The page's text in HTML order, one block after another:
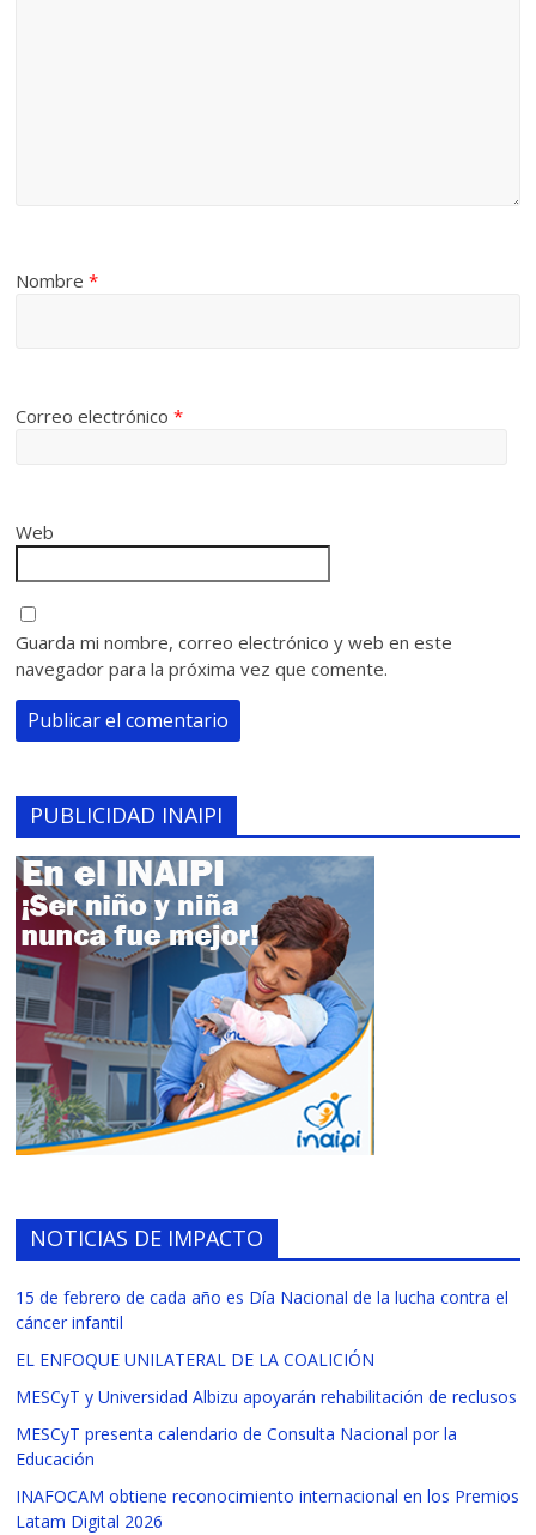
Nombre*
Correo electrónico*
Web
Guarda mi nombre, correo electrónico y web en este
navegador para la próxima vez que comente.
PUBLICIDAD INAIPI
NOTICIAS DE IMPACTO
15 de febrero de cada año es Día Nacional de la lucha contra el
cáncer infantil
EL ENFOQUE UNILATERAL DE LA COALICIÓN
MESCyT y Universidad Albizu apoyarán rehabilitación de reclusos
MESCyT presenta calendario de Consulta Nacional por la
Educación
INAFOCAM obtiene reconocimiento internacional en los Premios
Latam Digital 2026